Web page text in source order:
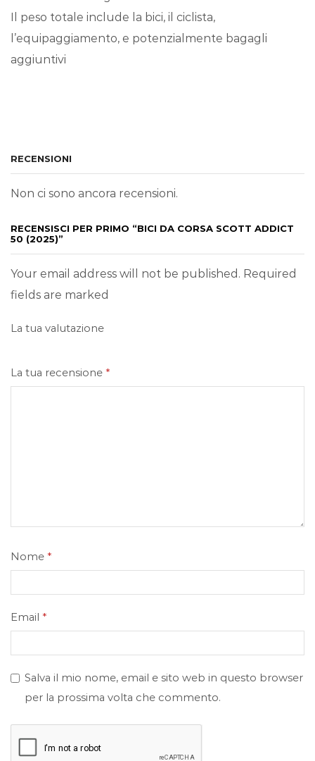
Il peso totale include la bici, il ciclista,
l’equipaggiamento, e potenzialmente bagagli
aggiuntivi
RECENSIONI
Non ci sono ancora recensioni.
RECENSISCI PER PRIMO “BICI DA CORSA SCOTT ADDICT
50 (2025)”
Your email address will not be published. Required
fields are marked
La tua valutazione
La tua recensione *
Nome *
Email *
Salva il mio nome, email e sito web in questo browser
per la prossima volta che commento.